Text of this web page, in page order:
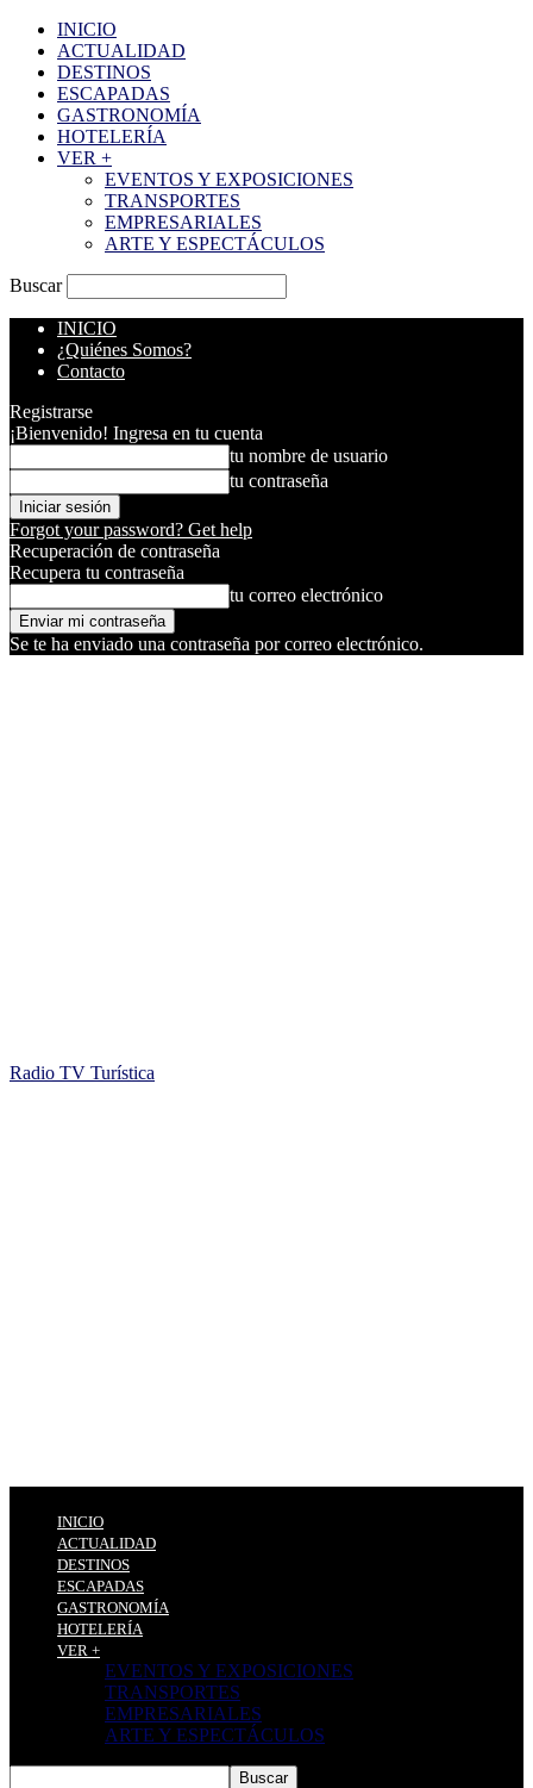
INICIO
ACTUALIDAD
DESTINOS
ESCAPADAS
GASTRONOMÍA
HOTELERÍA
VER +
EVENTOS Y EXPOSICIONES
TRANSPORTES
EMPRESARIALES
ARTE Y ESPECTÁCULOS
Buscar
INICIO
¿Quiénes Somos?
Contacto
Registrarse
¡Bienvenido! Ingresa en tu cuenta
tu nombre de usuario
tu contraseña
Forgot your password? Get help
Recuperación de contraseña
Recupera tu contraseña
tu correo electrónico
Se te ha enviado una contraseña por correo electrónico.
Radio TV Turística
INICIO
ACTUALIDAD
DESTINOS
ESCAPADAS
GASTRONOMÍA
HOTELERÍA
VER +
EVENTOS Y EXPOSICIONES
TRANSPORTES
EMPRESARIALES
ARTE Y ESPECTÁCULOS